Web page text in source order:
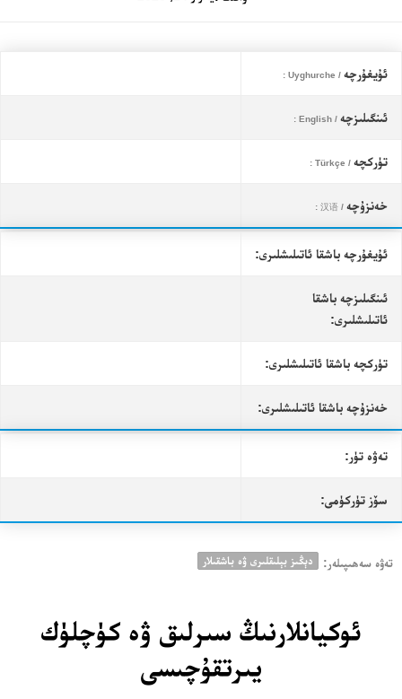
ئۇيغۇرچە / Uyghurche :
ئىنگىلىزچە / English :
تۈركچە / Türkçe :
خەنزۇچە / 汉语 :
ئۇيغۇرچە باشقا ئاتىلىشلىرى:
ئىنگىلىزچە باشقا
ئاتىلىشلىرى:
تۈركچە باشقا ئاتىلىشلىرى:
خەنزۇچە باشقا ئاتىلىشلىرى:
تەۋە تۈر:
سۆز تۈركۈمى:
تەۋە سەھىپىلەر: دېڭىز بېلىقلىرى ۋە باشقىلار
ئوكيانلارنىڭ سىرلىق ۋە كۈچلۈك
يىرتقۇچىسى